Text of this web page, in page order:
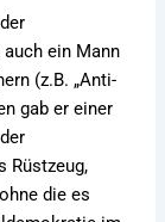
ein Mann
(z.B. „Anti-
gab er einer
Rüstzeug,
die es